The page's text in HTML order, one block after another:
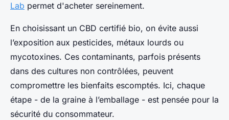
Lab permet d'acheter sereinement.
En choisissant un CBD certifié bio, on évite aussi
l’exposition aux pesticides, métaux lourds ou
mycotoxines. Ces contaminants, parfois présents
dans des cultures non contrôlées, peuvent
compromettre les bienfaits escomptés. Ici, chaque
étape - de la graine à l’emballage - est pensée pour la
sécurité du consommateur.